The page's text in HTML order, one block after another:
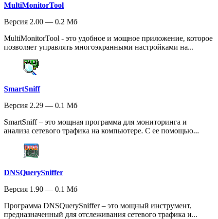
MultiMonitorTool
Версия 2.00 — 0.2 Мб
MultiMonitorTool - это удобное и мощное приложение, которое
позволяет управлять многоэкранными настройками на...
SmartSniff
Версия 2.29 — 0.1 Мб
SmartSniff – это мощная программа для мониторинга и
анализа сетевого трафика на компьютере. С ее помощью...
DNSQuerySniffer
Версия 1.90 — 0.1 Мб
Программа DNSQuerySniffer – это мощный инструмент,
предназначенный для отслеживания сетевого трафика и...